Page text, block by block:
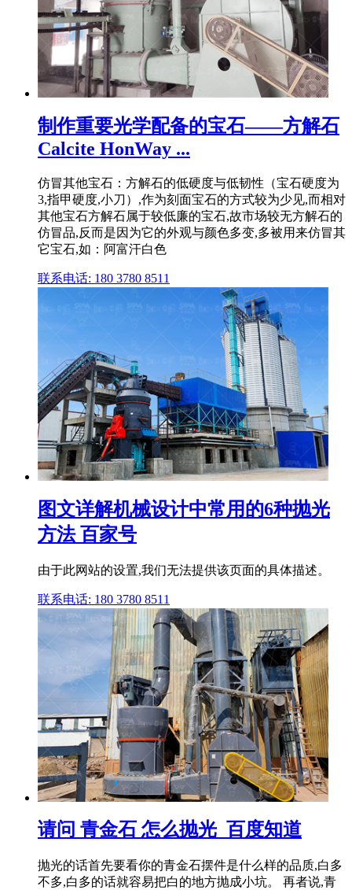
制作重要光学配备的宝石——方解石
Calcite HonWay ...
仿冒其他宝石：方解石的低硬度与低韧性（宝石硬度为
3,指甲硬度,小刀）,作为刻面宝石的方式较为少见,而相对
其他宝石方解石属于较低廉的宝石,故市场较无方解石的
仿冒品,反而是因为它的外观与颜色多变,多被用来仿冒其
它宝石,如：阿富汗白色
联系电话: 180 3780 8511
图文详解机械设计中常用的6种抛光
方法 百家号
由于此网站的设置,我们无法提供该页面的具体描述。
联系电话: 180 3780 8511
请问 青金石 怎么抛光_百度知道
抛光的话首先要看你的青金石摆件是什么样的品质,白多
不多,白多的话就容易把白的地方抛成小坑。 再者说,青